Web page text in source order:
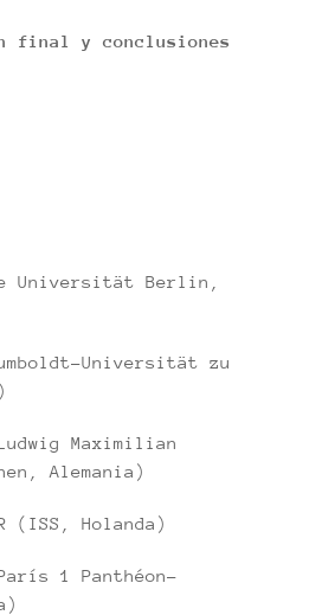
final y conclusiones
Universität Berlin,
Universität zu
Maximilian
Alemania)
(ISS, Holanda)
1 Panthéon-